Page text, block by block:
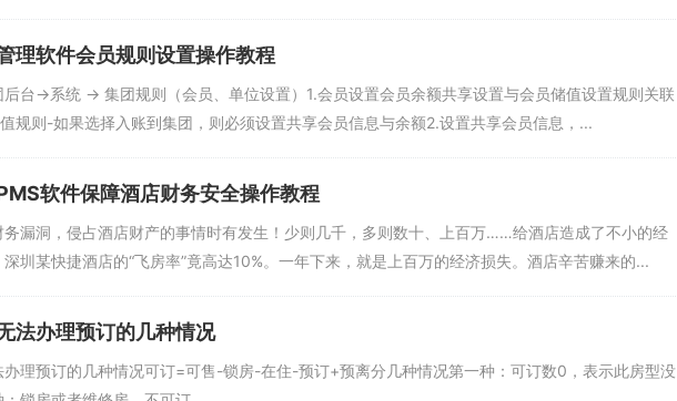
理软件会员规则设置操作教程
后台→系统 → 集团规则（会员、单位设置）1.会员设置会员余额共享设置与会员储值设置规则关联
规则-如果选择入账到集团，则必须设置共享会员信息与余额2.设置共享会员信息，...
软件保障酒店财务安全操作教程
务漏洞，侵占酒店财产的事情时有发生！少则几千，多则数十、上百万……给酒店造成了不小的经
圳某快捷酒店的“飞房率”竟高达10%。一年下来，就是上百万的经济损失。酒店辛苦赚来的...
法办理预订的几种情况
办理预订的几种情况可订=可售-锁房-在住-预订+预离分几种情况第一种：可订数0，表示此房型没